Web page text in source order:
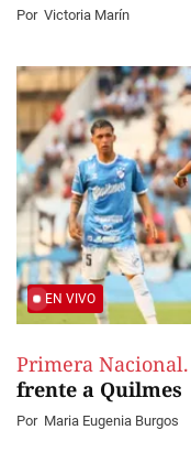
Por Victoria Marín
EN VIVO
Primera Nacional.
frente a Quilmes
Por Maria Eugenia Burgos